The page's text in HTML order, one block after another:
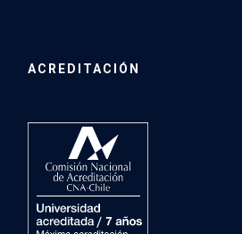
ACREDITACIÓN